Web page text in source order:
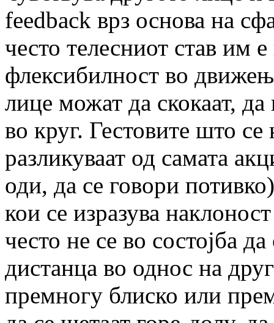
feedback врз основа на
често телесниот став им
флексибилност во
лице можат да скокаат,
во круг. Гестовите што се
разликуваат од самата
оди, да се говори
кои се изразува
често не се во состојба
дистанца во однос на
премногу блиско или